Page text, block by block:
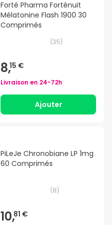
Forté Pharma Forténuit
Mélatonine Flash 1900 30
Comprimés
(35)
8,15 €
Livraison en 24-72h
Ajouter
PiLeJe Chronobiane LP 1mg
60 Comprimés
(8)
10,81 €